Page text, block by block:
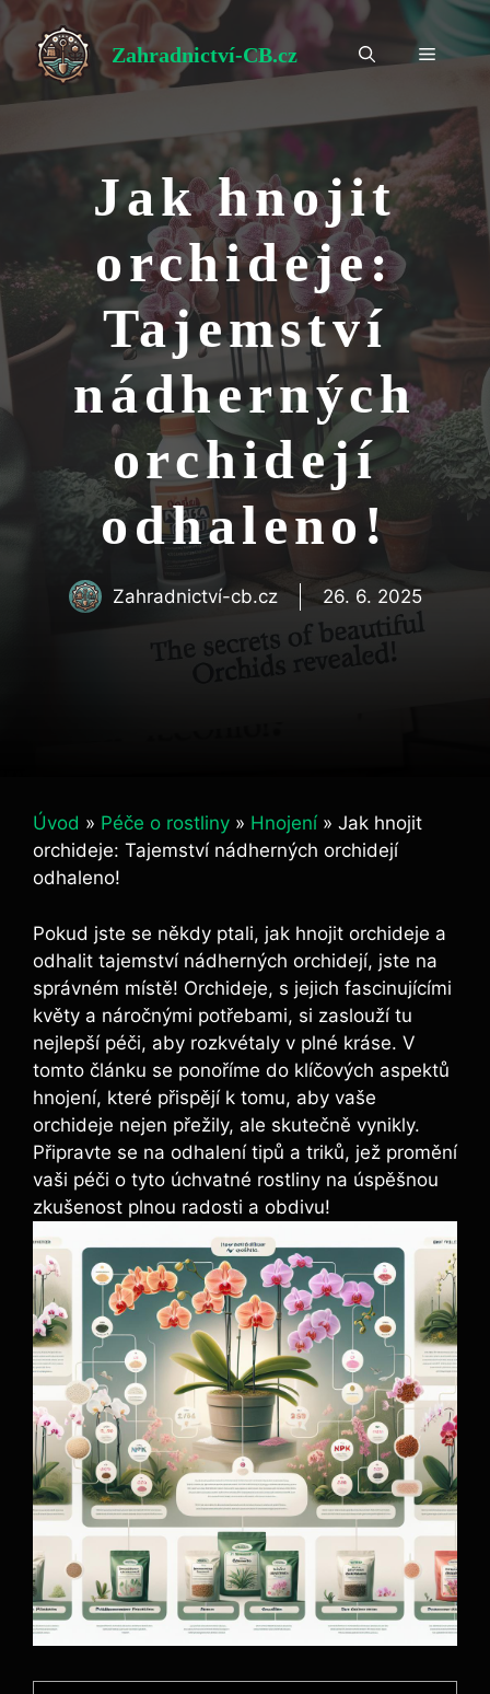
Přeskočit
na
obsah
Zahradnictví-CB.cz Menu
Jak hnojit
orchideje:
Tajemství
nádherných
orchidejí
odhaleno!
Zahradnictví-cb.cz 26. 6. 2025
Úvod » Péče o rostliny » Hnojení » Jak hnojit
orchideje: Tajemství nádherných orchidejí
odhaleno!
Pokud ​jste se někdy ‍ptali, jak hnojit orchideje ⁣a
odhalit tajemství nádherných orchidejí, ⁢jste ‍na
správném místě! ‌Orchideje, ‌s ⁢jejich⁢ fascinujícími
květy⁢ a náročnými potřebami,‌ si zaslouží tu​
nejlepší ‌péči, aby rozkvétaly v⁣ plné kráse. V
tomto⁢ článku⁢ se ponoříme do klíčových aspektů​
hnojení, ‍které⁤ přispějí⁣ k​ tomu, aby vaše
orchideje ‍nejen přežily, ⁤ale skutečně⁤ vynikly.
Připravte se na odhalení tipů a triků, jež promění
vaši ‍péči⁣ o tyto úchvatné rostliny na úspěšnou
zkušenost plnou ⁣radosti a obdivu!